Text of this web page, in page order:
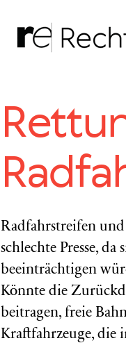
Radfahrstreifen
schlechte Presse,
beeinträchtigen
Könnte die
beitragen, freie
Kraftfahrzeuge, die